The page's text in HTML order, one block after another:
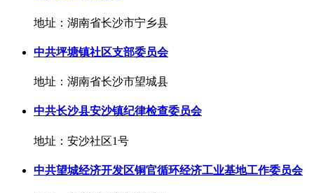
地址：湖南省长沙市宁乡县
中共坪塘镇社区支部委员会
地址：湖南省长沙市望城县
中共长沙县安沙镇纪律检查委员会
地址：安沙社区1号
中共望城经济开发区铜官循环经济工业基地工作委员会